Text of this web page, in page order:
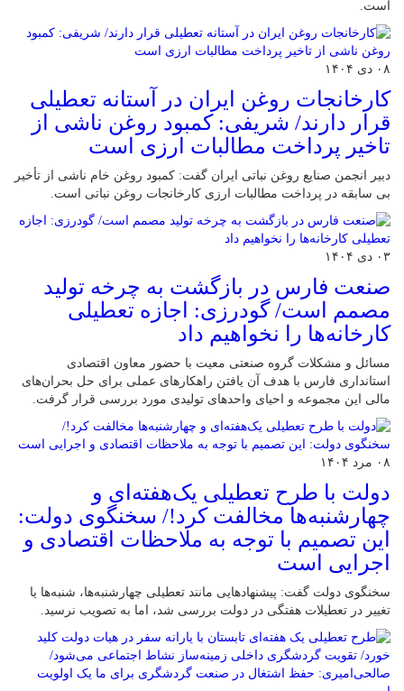
است.
۰۸ دی ۱۴۰۴
کارخانجات روغن ایران در آستانه تعطیلی
قرار دارند/ شریفی: کمبود روغن ناشی از
تاخیر پرداخت مطالبات ارزی است
دبیر انجمن صنایع روغن نباتی ایران گفت: کمبود روغن خام ناشی از تأخیر
بی سابقه در پرداخت مطالبات ارزی کارخانجات روغن نباتی است.
۰۳ دی ۱۴۰۴
صنعت فارس در بازگشت به چرخه تولید
مصمم است/ گودرزی: اجازه تعطیلی
کارخانه‌ها را نخواهیم داد
مسائل و مشکلات گروه صنعتی معیت با حضور معاون اقتصادی
استانداری فارس با هدف آن یافتن راهکارهای عملی برای حل بحران‌های
مالی این مجموعه و احیای واحدهای تولیدی مورد بررسی قرار گرفت.
۰۸ مرد ۱۴۰۴
دولت با طرح تعطیلی یک‌هفته‌ای و
چهارشنبه‌ها مخالفت کرد!/ سخنگوی دولت:
این تصمیم با توجه به ملاحظات اقتصادی و
اجرایی است
سخنگوی دولت گفت: پیشنهادهایی مانند تعطیلی چهارشنبه‌ها، شنبه‌ها یا
تغییر در تعطیلات هفتگی در دولت بررسی شد، اما به تصویب نرسید.